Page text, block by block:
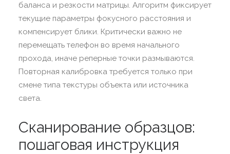
баланса и резкости матрицы. Алгоритм фиксирует
текущие параметры фокусного расстояния и
компенсирует блики. Критически важно не
перемещать телефон во время начального
прохода, иначе реперные точки размываются.
Повторная калибровка требуется только при
смене типа текстуры объекта или источника
света.
Сканирование образцов:
пошаговая инструкция